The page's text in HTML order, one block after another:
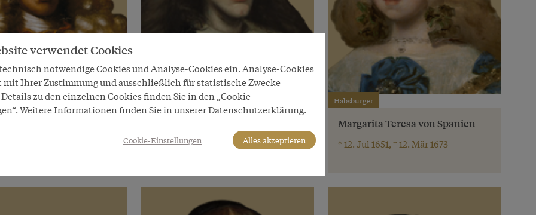
Habsburger
König von Spanien
Habsburger
Margarita Teresa von Spanien
* 12. Jul 1651, † 12. Mär 1673
verwendet Cookies
notwendige Cookies und Analyse-Cookies ein. Analyse-Cookies
mit Ihrer Zustimmung und ausschließlich für statistische Zwecke
zu den einzelnen Cookies finden Sie in den „Cookie-
Weitere Informationen finden Sie in unserer Datenschutzerklärung.
Cookie-Einstellungen Alles akzeptieren